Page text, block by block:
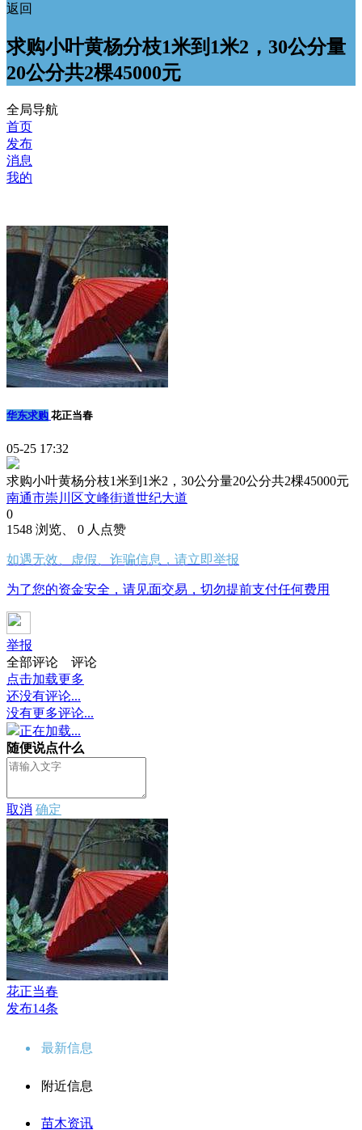
返回
求购小叶黄杨分枝1米到1米2，30公分量
20公分共2棵45000元
全局导航
首页
发布
消息
我的
华东求购 花正当春
05-25 17:32
求购小叶黄杨分枝1米到1米2，30公分量20公分共2棵45000元
南通市崇川区文峰街道世纪大道
0
1548 浏览、 0 人点赞
如遇无效、虚假、诈骗信息，请立即举报
为了您的资金安全，请见面交易，切勿提前支付任何费用
举报
全部评论
评论
点击加载更多
还没有评论...
没有更多评论...
正在加载...
随便说点什么
取消 确定
花正当春
发布14条
最新信息
附近信息
苗木资讯